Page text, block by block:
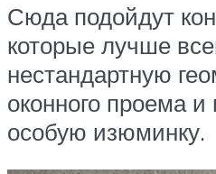
Сюда подойдут
которые лучше
нестандартную
оконного проема
особую изюминку.